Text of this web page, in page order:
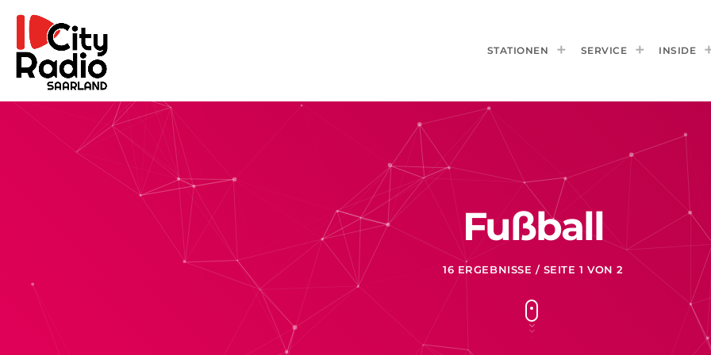
STATIONEN SERVICE INSIDE
Fußball
16 ERGEBNISSE / SEITE 1 VON 2